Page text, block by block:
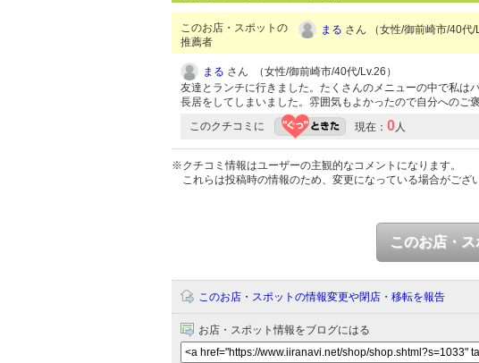
このお店・スポットの
推薦者
まる さん （女性/御前崎市/40代/
まる さん （女性/御前崎市/40代/Lv.26）
友達とランチに行きました。たくさんのメニューの中で私は
長居をしてしまいました。雰囲気もよかったので自分へのご
このクチコミに 現在： 0人
※クチコミ情報はユーザーの主観的なコメントになります。
これらは投稿時の情報のため、変更になっている場合がござ
このお店・
このお店・スポットの情報変更や閉店・移転を報告
お店・スポット情報をブログにはる